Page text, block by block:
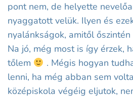
pont nem, de helyette
nyaggatott velük. Ilyen és
nyalánkságok, amitől
Na jó, még most is így érzek,
tőlem
. Mégis hogyan
lenni, ha még abban sem
középiskola végéig eljutok,